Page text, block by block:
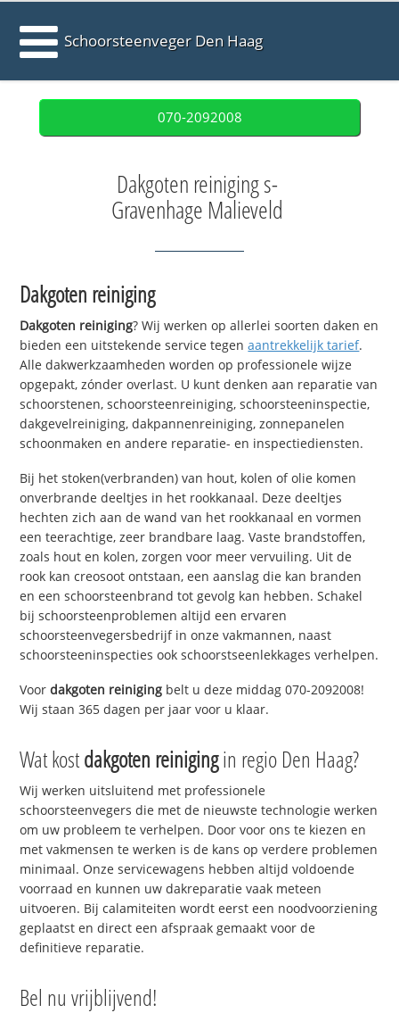
Schoorsteenveger Den Haag
070-2092008
Dakgoten reiniging s-
Gravenhage Malieveld
Dakgoten reiniging
Dakgoten reiniging? Wij werken op allerlei soorten daken en
bieden een uitstekende service tegenaantrekkelijk tarief.
Alle dakwerkzaamheden worden op professionele wijze
opgepakt, zónder overlast. U kunt denken aan reparatie van
schoorstenen, schoorsteenreiniging, schoorsteeninspectie,
dakgevelreiniging, dakpannenreiniging, zonnepanelen
schoonmaken en andere reparatie- en inspectiediensten.
Bij het stoken(verbranden) van hout, kolen of olie komen
onverbrande deeltjes in het rookkanaal. Deze deeltjes
hechten zich aan de wand van het rookkanaal en vormen
een teerachtige, zeer brandbare laag. Vaste brandstoffen,
zoals hout en kolen, zorgen voor meer vervuiling. Uit de
rook kan creosoot ontstaan, een aanslag die kan branden
en een schoorsteenbrand tot gevolg kan hebben. Schakel
bij schoorsteenproblemen altijd een ervaren
schoorsteenvegersbedrijf in onze vakmannen, naast
schoorsteeninspecties ook schoorstseenlekkages verhelpen.
Voordakgoten reiniging belt u deze middag 070-2092008!
Wij staan 365 dagen per jaar voor u klaar.
Wat kostdakgoten reinigingin regio Den Haag?
Wij werken uitsluitend met professionele
schoorsteenvegers die met de nieuwste technologie werken
om uw probleem te verhelpen. Door voor ons te kiezen en
met vakmensen te werken is de kans op verdere problemen
minimaal. Onze servicewagens hebben altijd voldoende
voorraad en kunnen uw dakreparatie vaak meteen
uitvoeren. Bij calamiteiten wordt eerst een noodvoorziening
geplaatst en direct een afspraak gemaakt voor de
definitieve reparatie.
Bel nu vrijblijvend!